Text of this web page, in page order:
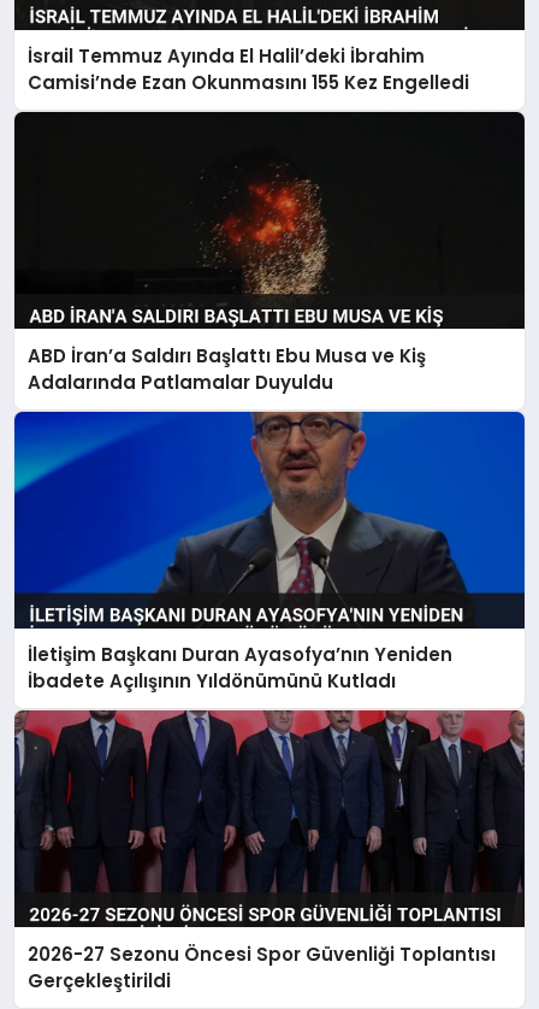
İsrail Temmuz Ayında El Halil’deki İbrahim
Camisi’nde Ezan Okunmasını 155 Kez Engelledi
ABD İran’a Saldırı Başlattı Ebu Musa ve Kiş
Adalarında Patlamalar Duyuldu
İletişim Başkanı Duran Ayasofya’nın Yeniden
İbadete Açılışının Yıldönümünü Kutladı
2026-27 Sezonu Öncesi Spor Güvenliği Toplantısı
Gerçekleştirildi